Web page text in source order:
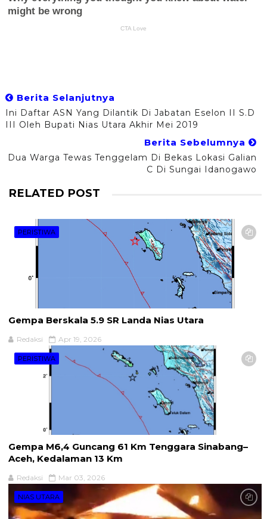
Berita Selanjutnya
Ini Daftar ASN Yang Dilantik Di Jabatan Eselon II S.d
III Oleh Bupati Nias Utara Akhir Mei 2019
Berita Sebelumnya
Dua Warga Tewas Tenggelam Di Bekas Lokasi Galian
C Di Sungai Idanogawo
RELATED POST
PERISTIWA
Gempa Berskala 5.9 SR Landa Nias Utara
Redaksi Apr 19, 2026
PERISTIWA
Gempa M6,4 Guncang 61 Km Tenggara Sinabang–
Aceh, Kedalaman 13 Km
Redaksi Mar 03, 2026
NIAS UTARA